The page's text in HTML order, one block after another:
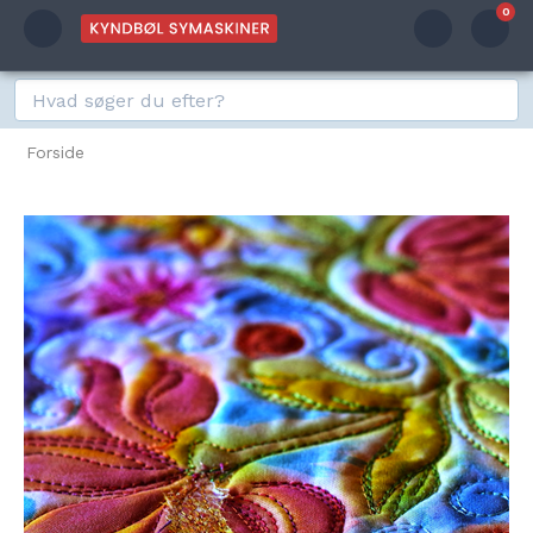
0
Forside